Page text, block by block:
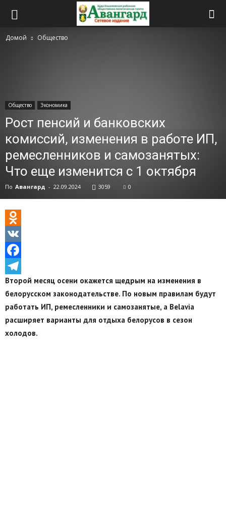
Домой Общество
Общество Экономика
Рост пенсий и банковских
комиссий, изменения в работе ИП,
ремесленников и самозанятых:
Что еще изменится с 1 октября
По Авангард - 22.09.2024 3059 0
Odnoklassniki
VK
Facebook
Telegram
Второй месяц осени окажется щедрым на изменения в
белорусском законодательстве. По новым правилам будут
работать ИП, ремесленники и самозанятые, а Belavia
расширяет варианты для отдыха белорусов в сезон
холодов.